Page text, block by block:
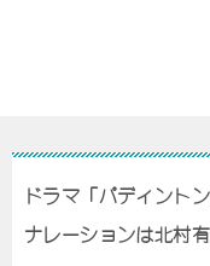
ドラマ「パディント
ナレーションは北村